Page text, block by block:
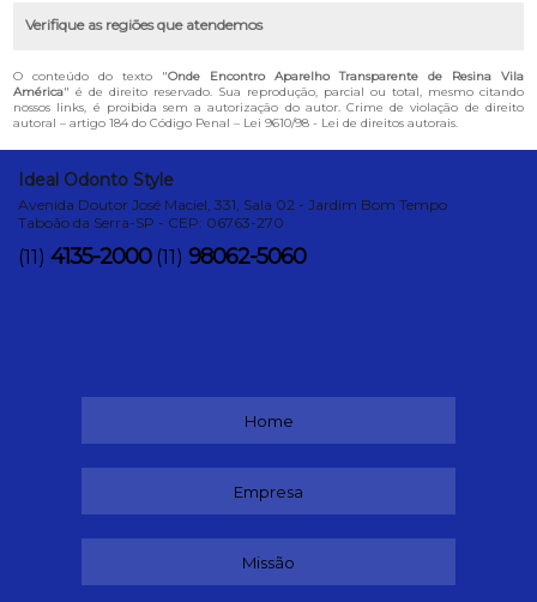
Verifique as regiões que atendemos
O conteúdo do texto "Onde Encontro Aparelho Transparente de Resina Vila
América" é de direito reservado. Sua reprodução, parcial ou total, mesmo citando
nossos links, é proibida sem a autorização do autor. Crime de violação de direito
autoral – artigo 184 do Código Penal – Lei 9610/98 - Lei de direitos autorais.
Ideal Odonto Style
Avenida Doutor José Maciel, 331, Sala 02 - Jardim Bom Tempo
Taboão da Serra-SP - CEP: 06763-270
(11) 4135-2000 (11) 98062-5060
Home
Empresa
Missão